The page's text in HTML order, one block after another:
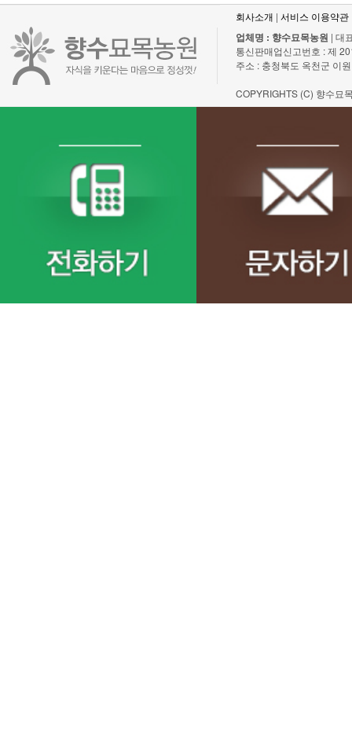
회사소개 | 서비스 이용약관
업체명 : 향수묘목농원 | 대
통신판매업신고번호 : 제
주소 : 충청북도 옥천군 이
COPYRIGHTS (C) 향수묘